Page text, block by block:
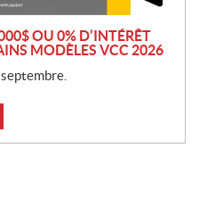
OU 0% D’INTÉRÊT
MODÈLES VCC 2026